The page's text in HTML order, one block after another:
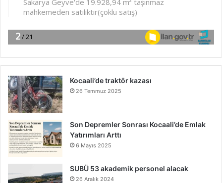
Kocaali’de traktör kazası
26 Temmuz 2025
Son Depremler Sonrası Kocaali’de Emlak
Yatırımları Arttı
6 Mayıs 2025
SUBÜ 53 akademik personel alacak
26 Aralık 2024